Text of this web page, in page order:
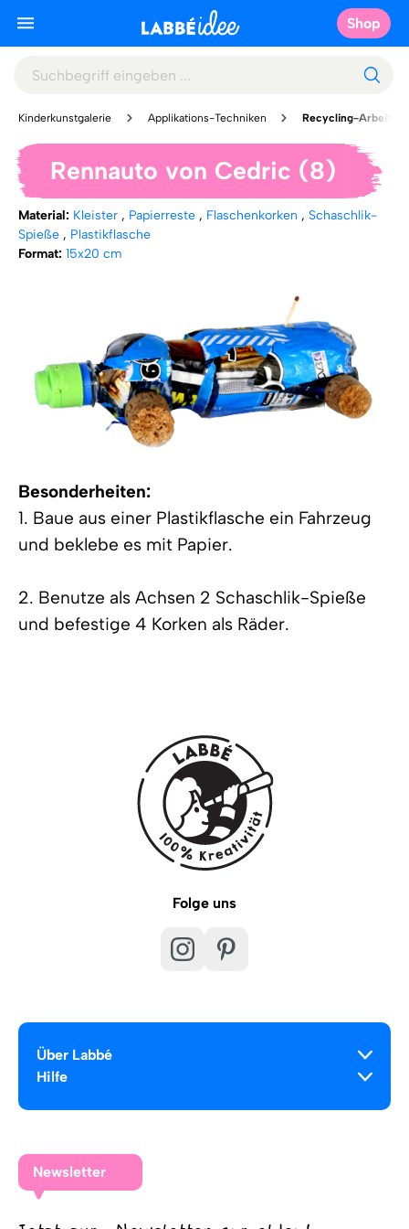
Shop
Kinderkunstgalerie Applikations-Techniken Recycling-Arbeiten
Rennauto von Cedric (8)
Material: Kleister , Papierreste , Flaschenkorken , Schaschlik-
Spieße , Plastikflasche
Format: 15x20 cm
Besonderheiten:
1. Baue aus einer Plastikflasche ein Fahrzeug
und beklebe es mit Papier.
2. Benutze als Achsen 2 Schaschlik-Spieße
und befestige 4 Korken als Räder.
Folge uns
Über Labbé
Hilfe
Newsletter